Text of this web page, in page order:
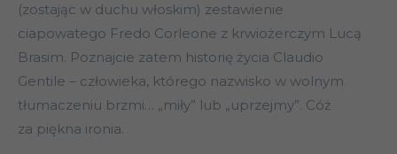
(zostając w duchu włoskim) zestawienie
ciapowatego Fredo Corleone z krwiożerczym Lucą
Brasim. Poznajcie zatem historię życia Claudio
Gentile – człowieka, którego nazwisko w wolnym
tłumaczeniu brzmi… „miły” lub „uprzejmy”. Cóż
za piękna ironia.